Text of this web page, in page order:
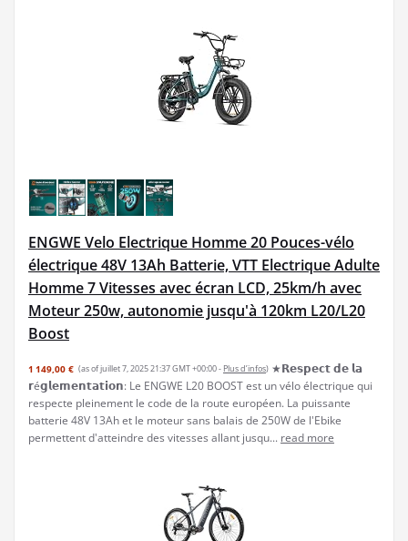
ENGWE Velo Electrique Homme 20 Pouces-vélo
électrique 48V 13Ah Batterie, VTT Electrique Adulte
Homme 7 Vitesses avec écran LCD, 25km/h avec
Moteur 250w, autonomie jusqu'à 120km L20/L20
Boost
1 149,00 € (as of juillet 7, 2025 21:37 GMT +00:00 - Plus d’infos) ★𝗥𝗲𝘀𝗽𝗲𝗰𝘁 𝗱𝗲 𝗹𝗮
𝗿é𝗴𝗹𝗲𝗺𝗲𝗻𝘁𝗮𝘁𝗶𝗼𝗻: Le ENGWE L20 BOOST est un vélo électrique qui
respecte pleinement le code de la route européen. La puissante
batterie 48V 13Ah et le moteur sans balais de 250W de l'Ebike
permettent d'atteindre des vitesses allant jusqu... read more